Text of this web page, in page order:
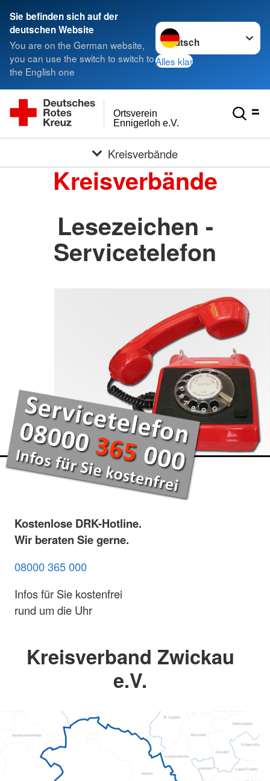
Sie befinden sich auf der
deutschen Website
You are on the German website,
you can use the switch to switch to
the English one
Sprache wechseln zu
Alles klar
Ennigerloh e.V.
Ortsverein
Kreisverbände
Kreisverbände
Lesezeichen -
Servicetelefon
Kostenlose DRK-Hotline.
Wir beraten Sie gerne.
08000 365 000
Infos für Sie kostenfrei
rund um die Uhr
Kreisverband Zwickau
e.V.